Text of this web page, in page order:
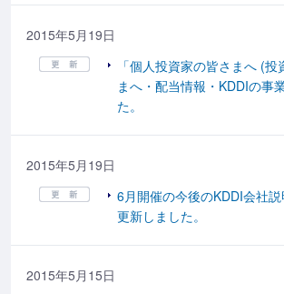
2015年5月19日
「個人投資家の皆さまへ (投
まへ・配当情報・KDDIの事
た。
2015年5月19日
6月開催の今後のKDDI会社
更新しました。
2015年5月15日